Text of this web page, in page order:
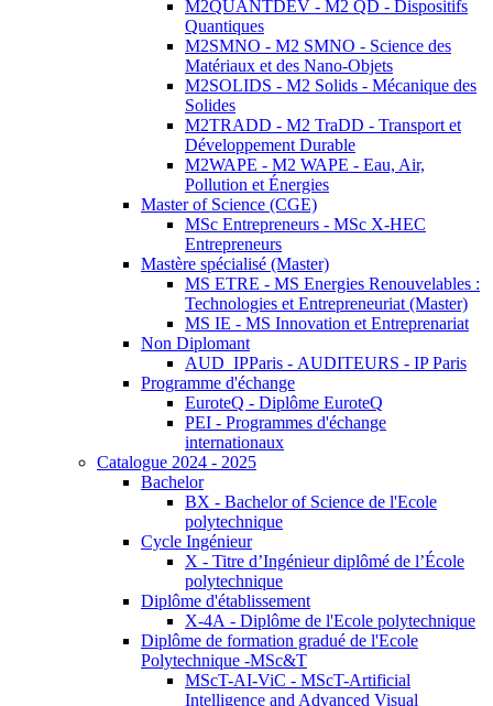
M2QUANTDEV - M2 QD - Dispositifs
Quantiques
M2SMNO - M2 SMNO - Science des
Matériaux et des Nano-Objets
M2SOLIDS - M2 Solids - Mécanique des
Solides
M2TRADD - M2 TraDD - Transport et
Développement Durable
M2WAPE - M2 WAPE - Eau, Air,
Pollution et Énergies
Master of Science (CGE)
MSc Entrepreneurs - MSc X-HEC
Entrepreneurs
Mastère spécialisé (Master)
MS ETRE - MS Energies Renouvelables :
Technologies et Entrepreneuriat (Master)
MS IE - MS Innovation et Entreprenariat
Non Diplomant
AUD_IPParis - AUDITEURS - IP Paris
Programme d'échange
EuroteQ - Diplôme EuroteQ
PEI - Programmes d'échange
internationaux
Catalogue 2024 - 2025
Bachelor
BX - Bachelor of Science de l'Ecole
polytechnique
Cycle Ingénieur
X - Titre d’Ingénieur diplômé de l’École
polytechnique
Diplôme d'établissement
X-4A - Diplôme de l'Ecole polytechnique
Diplôme de formation gradué de l'Ecole
Polytechnique -MSc&T
MScT-AI-ViC - MScT-Artificial
Intelligence and Advanced Visual